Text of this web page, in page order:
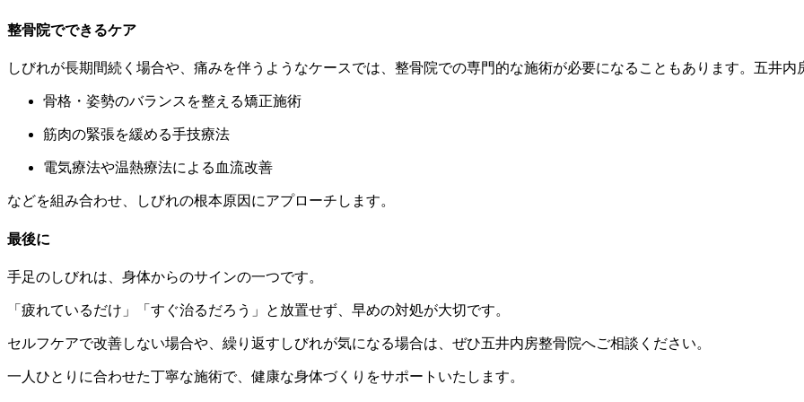
整骨院でできるケア
しびれが長期間続く場合や、痛みを伴うようなケースでは、整骨院での専門的な施術が必要になることもあります。五井内
骨格・姿勢のバランスを整える矯正施術
筋肉の緊張を緩める手技療法
電気療法や温熱療法による血流改善
などを組み合わせ、しびれの根本原因にアプローチします。
最後に
手足のしびれは、身体からのサインの一つです。
「疲れているだけ」「すぐ治るだろう」と放置せず、早めの対処が大切です。
セルフケアで改善しない場合や、繰り返すしびれが気になる場合は、ぜひ五井内房整骨院へご相談ください。
一人ひとりに合わせた丁寧な施術で、健康な身体づくりをサポートいたします。